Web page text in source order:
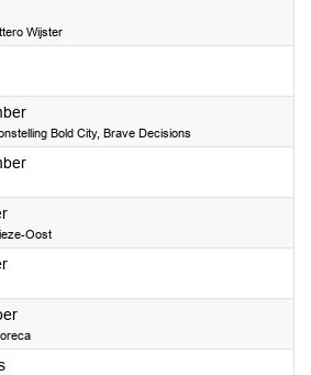
Wijster
2026
Bold City, Brave Decisions
2026
2026
Oost
2026
2026
2026